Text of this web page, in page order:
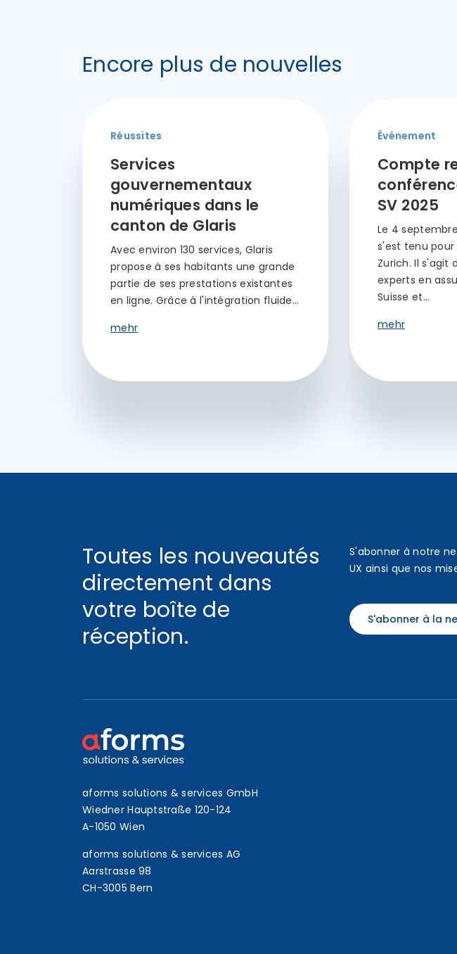
Encore plus de nouvelles
Réussites
Services
gouvernementaux
numériques dans le
canton de Glaris
Avec environ 130 services, Glaris
propose à ses habitants une grande
partie de ses prestations existantes
en ligne. Grâce à l'intégration fluide…
mehr
Événement
Compte
SV 2025
Le 4
s'est tenu
Zurich. Il s'agit
experts en
Suisse et…
mehr
Toutes les nouveautés
directement dans
votre boîte de
réception.
S'abonner à notre
UX ainsi que nos
S'abonner à la
aforms solutions & services GmbH
Wiedner Hauptstraße 120-124
A-1050 Wien
aforms solutions & services AG
Aarstrasse 98
CH-3005 Bern